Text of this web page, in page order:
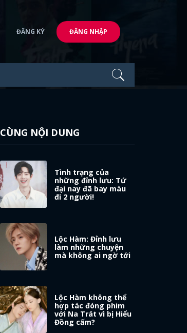
ĐĂNG KÝ ĐĂNG NHẬP
CÙNG NỘI DUNG
Tình trạng của
những đỉnh lưu: Tứ
đại nay đã bay màu
đi 2 người!
Lộc Hàm: Đỉnh lưu
làm những chuyện
mà không ai ngờ tới
Lộc Hàm không thể
hợp tác đóng phim
với Na Trát vì bị Hiểu
Đồng cấm?